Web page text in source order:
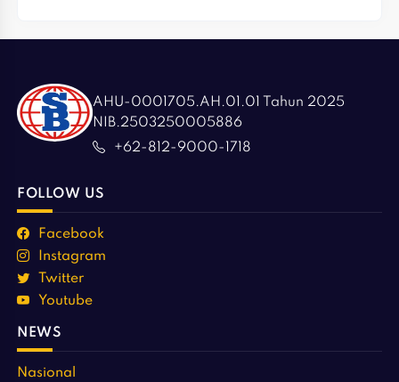
AHU-0001705.AH.01.01 Tahun 2025
NIB.2503250005886
+62-812-9000-1718
FOLLOW US
Facebook
Instagram
Twitter
Youtube
NEWS
Nasional